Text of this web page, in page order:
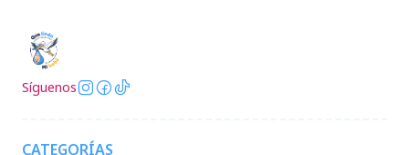
Síguenos
CATEGORÍAS